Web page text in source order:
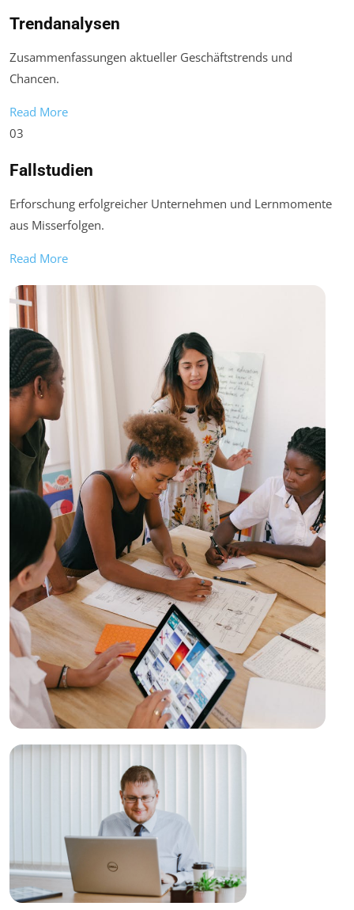
Trendanalysen
Zusammenfassungen aktueller Geschäftstrends und
Chancen.
Read More
03
Fallstudien
Erforschung erfolgreicher Unternehmen und Lernmomente
aus Misserfolgen.
Read More